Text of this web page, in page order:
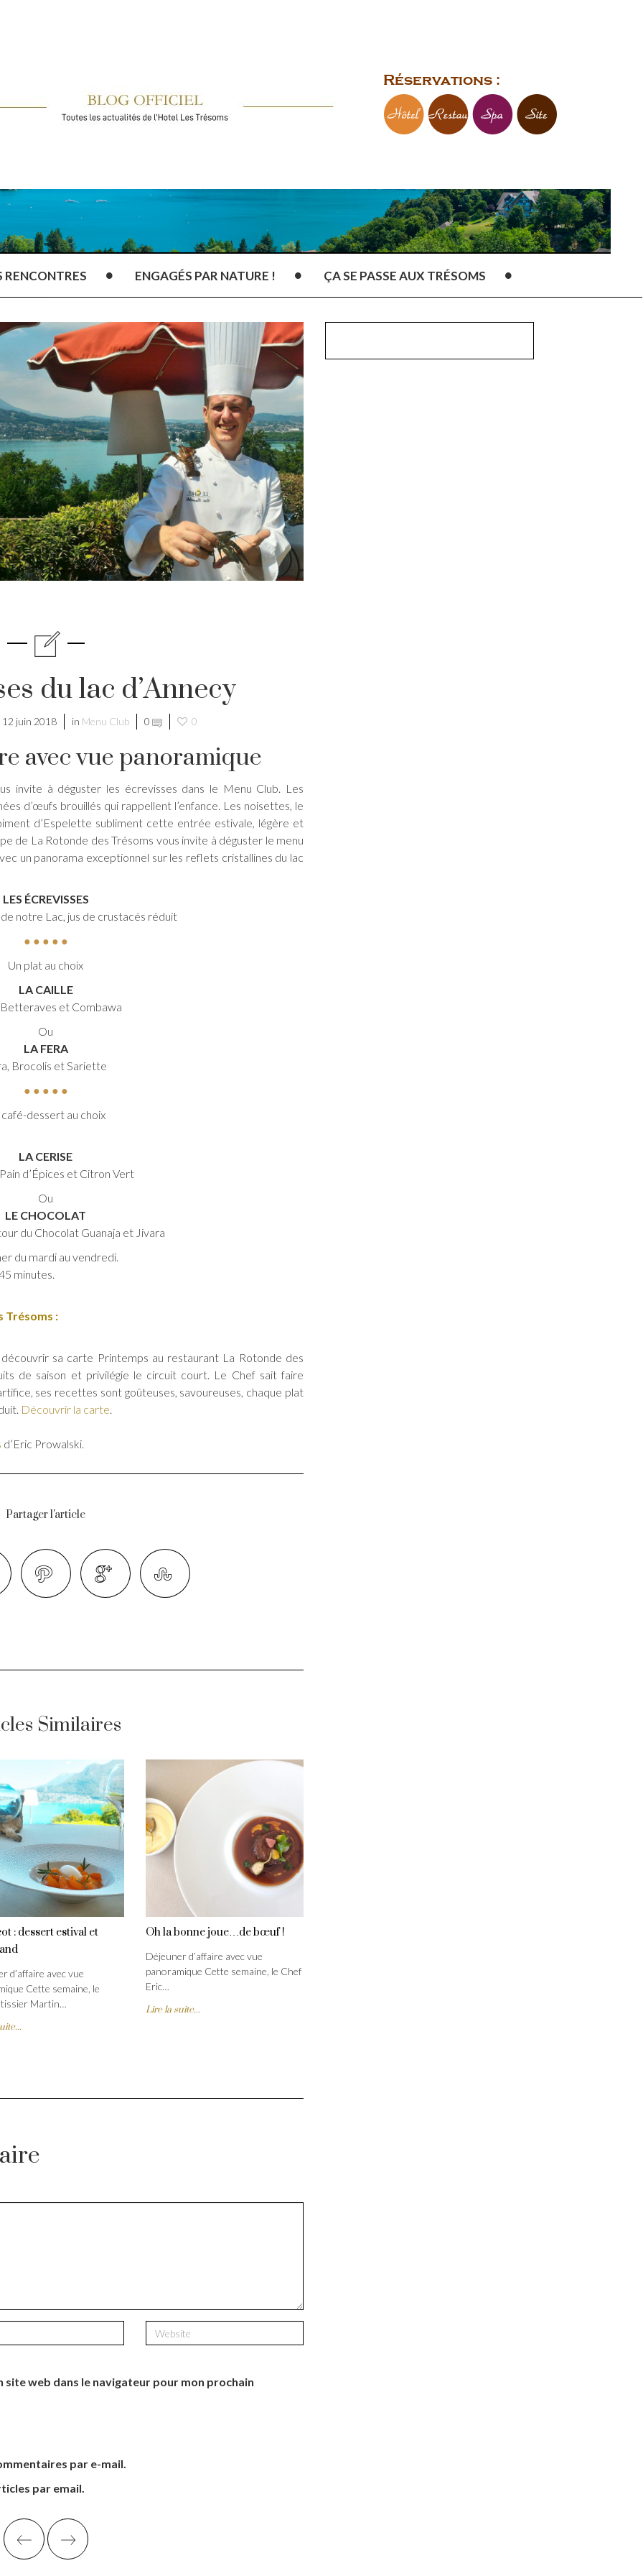
Réservations :
RENCONTRES ENGAGÉS PAR NATURE ! ÇA SE PASSE AUX TRÉSOMS
du lac d’Annecy
12 juin 2018 in Menu Club 0 0
avec vue panoramique
invite à déguster les écrevisses dans le Menu Club. Les
d’œufs brouillés qui rappellent l’enfance. Les noisettes, le
d’Espelette subliment cette entrée estivale, légère et
de La Rotonde des Trésoms vous invite à déguster le menu
un panorama exceptionnel sur les reflets cristallines du lac
LES ÉCREVISSES
notre Lac, jus de crustacés réduit
● ● ● ● ●
Un plat au choix
LA CAILLE
Betteraves et Combawa
Ou
LA FERA
Brocolis et Sariette
● ● ● ● ●
café-dessert au choix
LA CERISE
d’Épices et Citron Vert
Ou
LE CHOCOLAT
du Chocolat Guanaja et Jivara
du mardi au vendredi.
minutes.
Trésoms :
sa carte Printemps au restaurant La Rotonde des
de saison et privilégie le circuit court. Le Chef sait faire
ses recettes sont goûteuses, savoureuses, chaque plat
Découvrir la carte
d’Eric Prowalski.
Partager l'article
Similaires
: dessert estival et
d’affaire avec vue
Cette semaine, le
Martin…
Oh la bonne joue…de bœuf !
Déjeuner d’affaire avec vue
panoramique Cette semaine, le Chef
Eric…
Lire la suite...
web dans le navigateur pour mon prochain
par e-mail.
par email.